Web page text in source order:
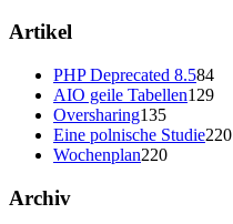
Artikel
PHP Deprecated 8.584
AIO geile Tabellen129
Oversharing135
Eine polnische Studie220
Wochenplan220
Archiv